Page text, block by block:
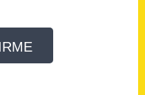
de Privacidad
experiencia en esta
acepta el uso de TODAS
visita nuestra